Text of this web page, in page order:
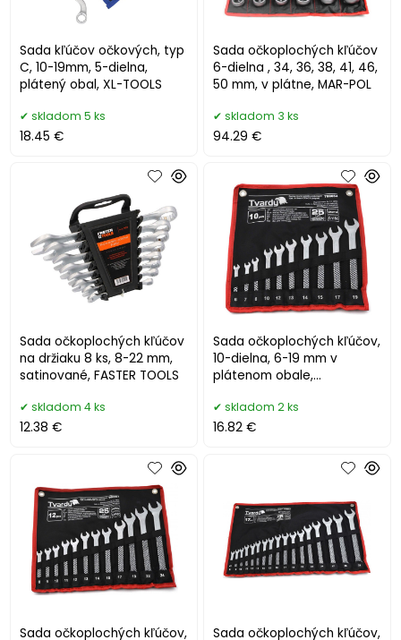
Sada kľúčov očkových, typ
C, 10-19mm, 5-dielna,
plátený obal, XL-TOOLS
skladom 5 ks
18.45 €
Sada očkoplochých kľúčov
6-dielna , 34, 36, 38, 41, 46,
50 mm, v plátne, MAR-POL
skladom 3 ks
94.29 €
Sada očkoplochých kľúčov
na držiaku 8 ks, 8-22 mm,
satinované, FASTER TOOLS
skladom 4 ks
12.38 €
Sada očkoplochých kľúčov,
10-dielna, 6-19 mm v
plátenom obale,
skladom 2 ks
16.82 €
Sada očkoplochých kľúčov, Sada očkoplochých kľúčov,